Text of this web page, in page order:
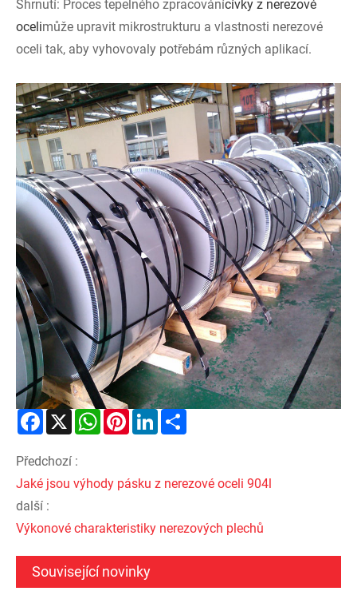
Shrnutí: Proces tepelného zpracovánícívky z nerezové
ocelimůže upravit mikrostrukturu a vlastnosti nerezové
oceli tak, aby vyhovovaly potřebám různých aplikací.
Facebook
X WhatsAppPinterestLinkedIn
Předchozí :
Jaké jsou výhody pásku z nerezové oceli 904l
další :
Výkonové charakteristiky nerezových plechů
Související novinky